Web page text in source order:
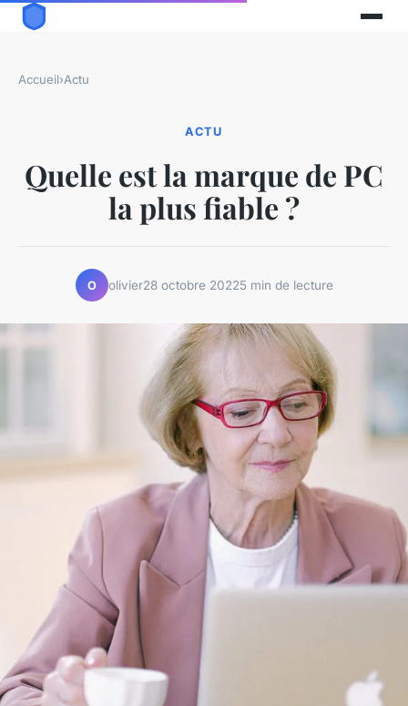
Accueil›Actu
ACTU
Quelle est la marque de PC
la plus fiable ?
O olivier28 octobre 20225 min de lecture